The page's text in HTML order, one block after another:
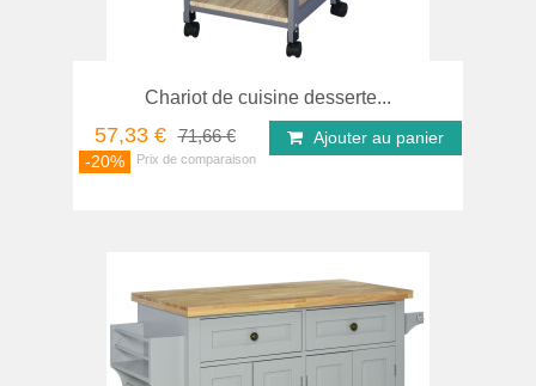
Chariot de cuisine desserte...
57,33 € 71,66 €
-20%
Ajouter au panier